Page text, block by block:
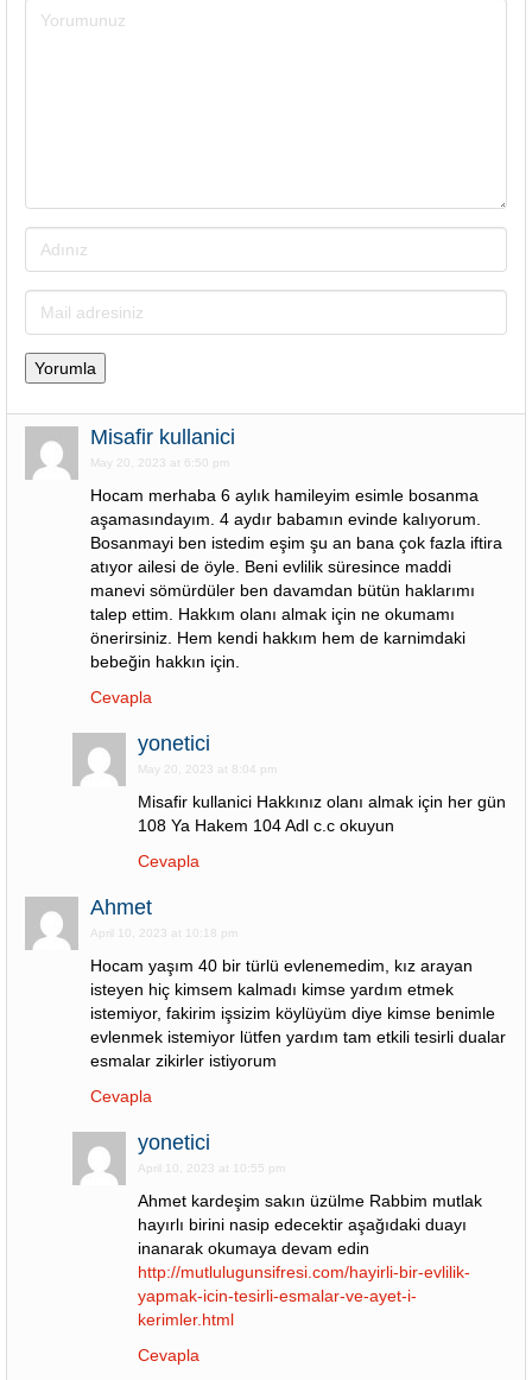
Misafir kullanici
May 20, 2023 at 6:50 pm
Hocam merhaba 6 aylık hamileyim esimle bosanma
aşamasındayım. 4 aydır babamın evinde kalıyorum.
Bosanmayi ben istedim eşim şu an bana çok fazla iftira
atıyor ailesi de öyle. Beni evlilik süresince maddi
manevi sömürdüler ben davamdan bütün haklarımı
talep ettim. Hakkım olanı almak için ne okumamı
önerirsiniz. Hem kendi hakkım hem de karnimdaki
bebeğin hakkın için.
Cevapla
yonetici
May 20, 2023 at 8:04 pm
Misafir kullanici Hakkınız olanı almak için her gün
108 Ya Hakem 104 Adl c.c okuyun
Cevapla
Ahmet
April 10, 2023 at 10:18 pm
Hocam yaşım 40 bir türlü evlenemedim, kız arayan
isteyen hiç kimsem kalmadı kimse yardım etmek
istemiyor, fakirim işsizim köylüyüm diye kimse benimle
evlenmek istemiyor lütfen yardım tam etkili tesirli dualar
esmalar zikirler istiyorum
Cevapla
yonetici
April 10, 2023 at 10:55 pm
Ahmet kardeşim sakın üzülme Rabbim mutlak
hayırlı birini nasip edecektir aşağıdaki duayı
inanarak okumaya devam edin
http://mutlulugunsifresi.com/hayirli-bir-evlilik-
yapmak-icin-tesirli-esmalar-ve-ayet-i-
kerimler.html
Cevapla